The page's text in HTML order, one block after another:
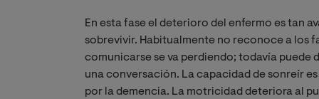
En esta fase el deterioro del enfermo es tan
sobrevivir. Habitualmente no reconoce a los
comunicarse se va perdiendo; todavía puede
una conversación. La capacidad de sonreír
por la demencia. La motricidad deteriora al